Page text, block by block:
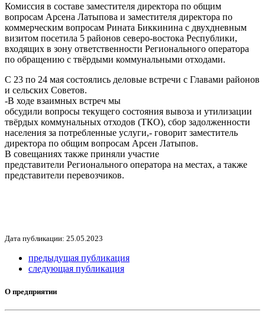
Комиссия в составе заместителя директора по общим
вопросам Арсена Латыпова и заместителя директора по
коммерческим вопросам Рината Биккинина с двухдневным
визитом посетила 5 районов северо-востока Республики,
входящих в зону ответственности Регионального оператора
по обращению с твёрдыми коммунальными отходами.
С 23 по 24 мая состоялись деловые встречи с Главами районов
и сельских Советов.
-В ходе взаимных встреч мы
обсудили вопросы текущего состояния вывоза и утилизации
твёрдых коммунальных отходов (ТКО), сбор задолженности
населения за потребленные услуги,- говорит заместитель
директора по общим вопросам Арсен Латыпов.
В совещаниях также приняли участие
представители Регионального оператора на местах, а также
представители перевозчиков.
Дата публикации: 25.05.2023
предыдущая публикация
следующая публикация
О предприятии